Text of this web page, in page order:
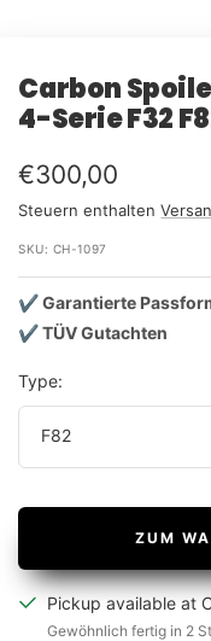
Carbon
4-Serie F32
Im
Rabatt
€300,00
Steuern enthalten
SKU: CH-1097
✔️ Garantierte
✔️ TÜV Gutachten
Type:
F82
ZUM
Pickup available at
Gewöhnlich fertig in 2